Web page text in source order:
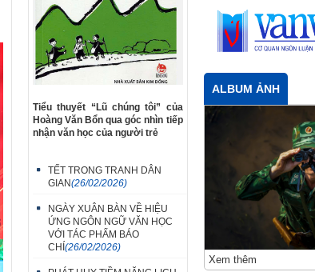
Tiểu thuyết “Lũ chúng tôi” của
Hoàng Văn Bổn qua góc nhìn tiếp
nhận văn học của người trẻ
TẾT TRONG TRANH DÂN
GIAN(26/02/2026)
NGÀY XUÂN BÀN VỀ HIỆU
ỨNG NGÔN NGỮ VĂN HỌC
VỚI TÁC PHẨM BÁO
CHÍ(26/02/2026)
ALBUM ẢNH
Xem thêm